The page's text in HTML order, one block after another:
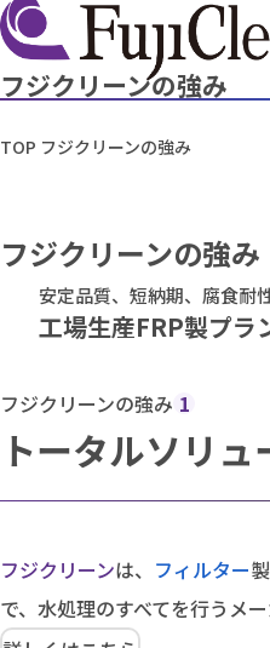
フジクリーンの強み
TOP フジクリーンの強み
フジクリーンの強み
安定品質、短納期、腐食耐
工場生産FRP製プラ
フジクリーンの強み 1
トータルソリュ
フジクリーンは、 フィルター
で、水処理のすべてを行うメー